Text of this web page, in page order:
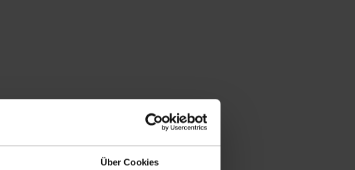
Über Cookies